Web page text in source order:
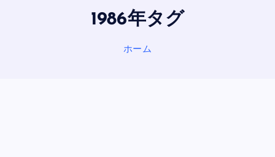
1986年タグ
ホーム